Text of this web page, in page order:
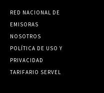
RED NACIONAL DE
EMISORAS
NOSOTROS
POLÍTICA DE USO Y
PRIVACIDAD
TARIFARIO SERVEL